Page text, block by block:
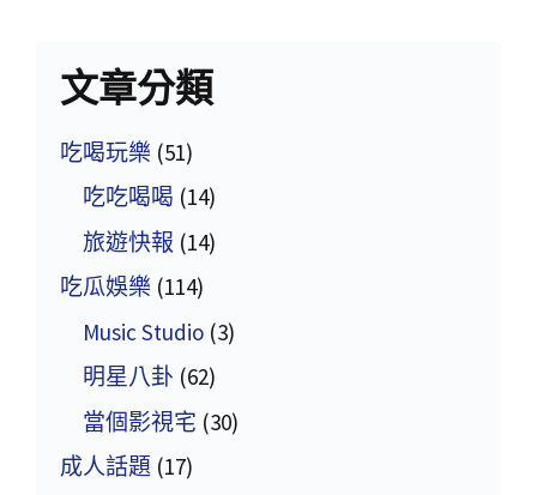
文章分類
吃喝玩樂 (51)
吃吃喝喝 (14)
旅遊快報 (14)
吃瓜娛樂 (114)
Music Studio (3)
明星八卦 (62)
當個影視宅 (30)
成人話題 (17)